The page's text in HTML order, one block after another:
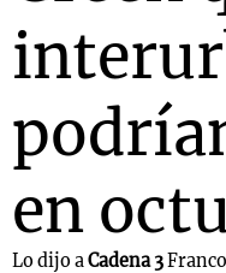
en
Lo dijo aCadena 3